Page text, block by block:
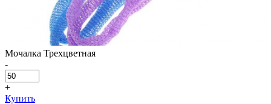
Мочалка Трехцветная
-
+
Купить